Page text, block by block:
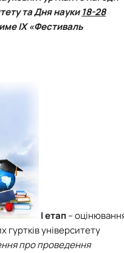
проблеми
комунікаці…
держави і права
таДня науки 18-28
ІХ «Фестиваль
І етап –
гуртків університету
про проведення